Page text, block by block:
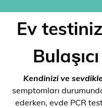
Ev
Kendinizi ve
semptomları
ederken, evde PCR